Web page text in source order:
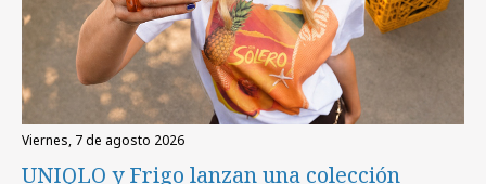
viernes, 7 de agosto 2026
UNIQLO y Frigo lanzan una colección